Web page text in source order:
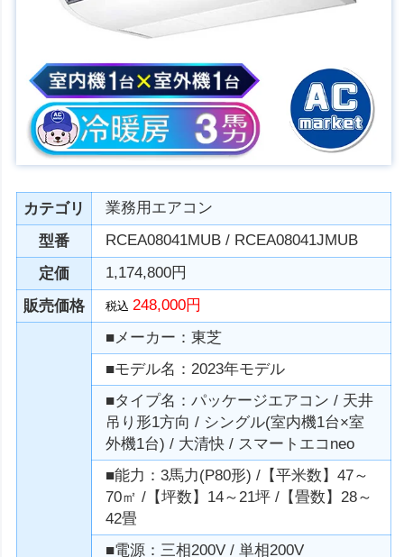
カテゴリ
業務用エアコン
型番
RCEA08041MUB / RCEA08041JMUB
定価
1,174,800円
販売価格
税込248,000円
■メーカー：東芝
■モデル名：2023年モデル
■タイプ名：パッケージエアコン / 天井
吊り形1方向 / シングル(室内機1台×室
外機1台) / 大清快 / スマートエコneo
■能力：3馬力(P80形) /【平米数】47～
70㎡ /【坪数】14～21坪 /【畳数】28～
42畳
■電源：三相200V / 単相200V